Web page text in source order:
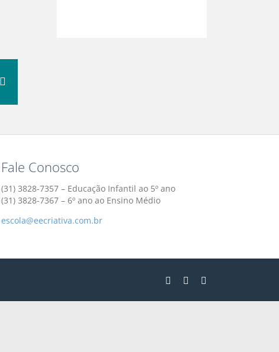
Fale Conosco
(31) 3828-7357 – Educação Infantil ao 5º ano
(31) 3828-7367 – 6º ano ao Ensino Médio
escola@eecriativa.com.br
InstagramFacebook